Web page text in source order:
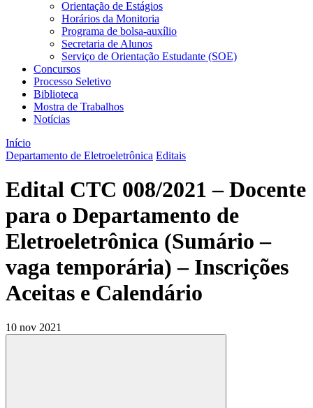
Orientação de Estágios
Horários da Monitoria
Programa de bolsa-auxílio
Secretaria de Alunos
Serviço de Orientação Estudante (SOE)
Concursos
Processo Seletivo
Biblioteca
Mostra de Trabalhos
Notícias
Início
Departamento de Eletroeletrônica Editais
Edital CTC 008/2021 – Docente
para o Departamento de
Eletroeletrônica (Sumário –
vaga temporária) – Inscrições
Aceitas e Calendário
10 nov 2021